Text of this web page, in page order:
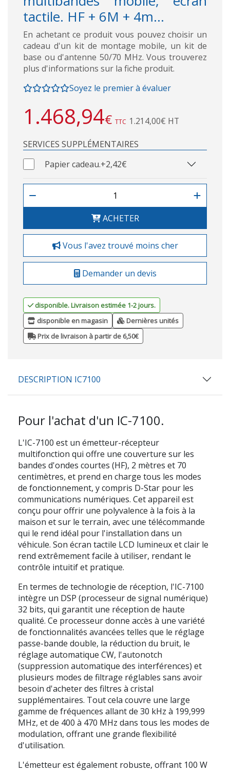
tactile. HF + 6M + 4m...
En achetant ce produit vous pouvez choisir un
cadeau d'un kit de montage mobile, un kit de
base ou d'antenne 50/70 MHz. Vous trouverez
plus d'informations sur la fiche produit.
Soyez le premier à évaluer
1.468,94€ TTC 1.214,00€ HT
SERVICES SUPPLÉMENTAIRES
Papier cadeau.+2,42€
ACHETER
Vous l'avez trouvé moins cher
Demander un devis
disponible. Livraison estimée 1-2 jours.
disponible en magasin
Dernières unités
Prix de livraison à partir de 6,50€
DESCRIPTION IC7100
Pour l'achat d'un IC-7100.
L'IC-7100 est un émetteur-récepteur
multifonction qui offre une couverture sur les
bandes d'ondes courtes (HF), 2 mètres et 70
centimètres, et prend en charge tous les modes
de fonctionnement, y compris D-Star pour les
communications numériques. Cet appareil est
conçu pour offrir une polyvalence à la fois à la
maison et sur le terrain, avec une télécommande
qui le rend idéal pour l'installation dans un
véhicule. Son écran tactile LCD lumineux et clair le
rend extrêmement facile à utiliser, rendant le
contrôle intuitif et pratique.
En termes de technologie de réception, l'IC-7100
intègre un DSP (processeur de signal numérique)
32 bits, qui garantit une réception de haute
qualité. Ce processeur donne accès à une variété
de fonctionnalités avancées telles que le réglage
passe-bande double, la réduction du bruit, le
réglage automatique CW, l'autonotch
(suppression automatique des interférences) et
plusieurs modes de filtrage réglables sans avoir
besoin d'acheter des filtres à cristal
supplémentaires. Tout cela couvre une large
gamme de fréquences allant de 30 kHz à 199,999
MHz, et de 400 à 470 MHz dans tous les modes de
modulation, offrant une grande flexibilité
d'utilisation.
L'émetteur est également robuste, offrant 100 W